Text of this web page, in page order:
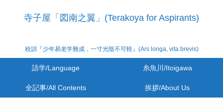
寺子屋「図南之翼」(Terakoya for Aspirants)
校訓『少年易老学難成，一寸光陰不可軽』(Ars longa, vita brevis)
語学/Language 糸魚川/Itoigawa
全記事/All Contents 挨拶/About Us